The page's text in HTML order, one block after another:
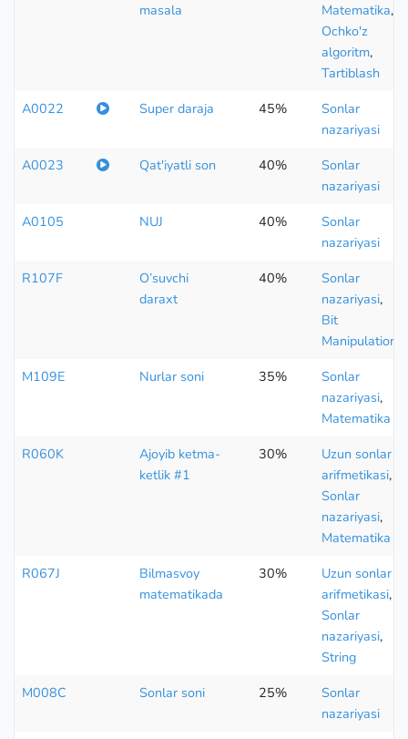
masala
Matematika,
Ochko'z
algoritm,
Tartiblash
A0022
Super daraja 45%
Sonlar
nazariyasi
A0023
Qat'iyatli son 40%
Sonlar
nazariyasi
A0105
NUJ 40%
Sonlar
nazariyasi
R107F
O’suvchi
daraxt
40%
Sonlar
nazariyasi,
Bit
Manipulation
M109E
Nurlar soni 35%
Sonlar
nazariyasi,
Matematika
R060K
Ajoyib ketma-
ketlik #1
30%
Uzun sonlar
arifmetikasi,
Sonlar
nazariyasi,
Matematika
R067J
Bilmasvoy
matematikada
30%
Uzun sonlar
arifmetikasi,
Sonlar
nazariyasi,
String
M008C
Sonlar soni 25%
Sonlar
nazariyasi